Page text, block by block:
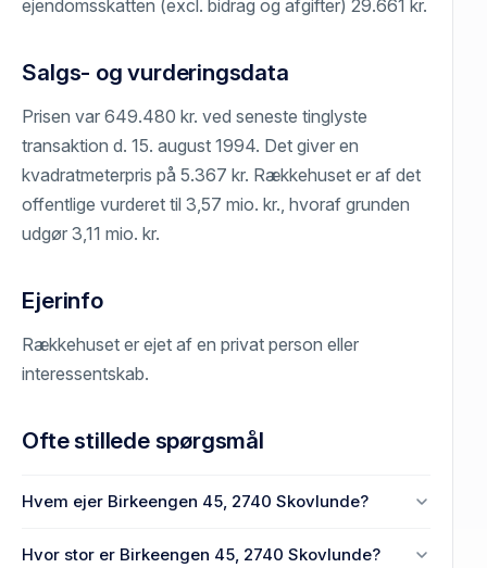
ejendomsskatten (excl. bidrag og afgifter) 29.661 kr.
Salgs- og vurderingsdata
Prisen var 649.480 kr. ved seneste tinglyste
transaktion d. 15. august 1994. Det giver en
kvadratmeterpris på 5.367 kr. Rækkehuset er af det
offentlige vurderet til 3,57 mio. kr., hvoraf grunden
udgør 3,11 mio. kr.
Ejerinfo
Rækkehuset er ejet af en privat person eller
interessentskab.
Ofte stillede spørgsmål
Hvem ejer Birkeengen 45, 2740 Skovlunde?
Hvor stor er Birkeengen 45, 2740 Skovlunde?